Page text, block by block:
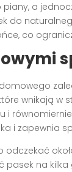
piany, a
do
co
wnikają w
i
i zapewnia
odczekać
pasek na